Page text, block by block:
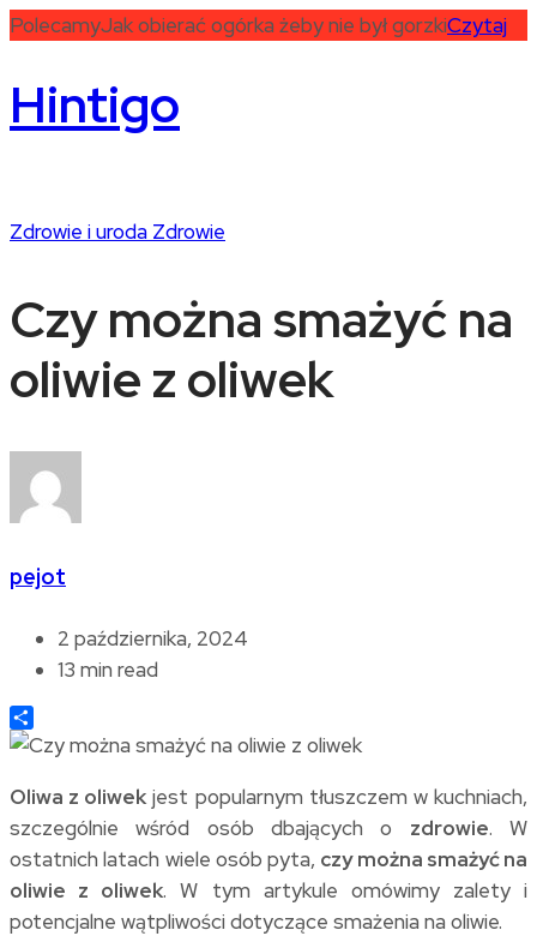
PolecamyJak obierać ogórka żeby nie był gorzkiCzytaj
Hintigo
Zdrowie i uroda Zdrowie
Czy można smażyć na
oliwie z oliwek
pejot
2 października, 2024
13 min read
Share
Oliwa z oliwekjest popularnym tłuszczem w kuchniach,
szczególnie wśród osób dbających o zdrowie. W
ostatnich latach wiele osób pyta, czy można smażyć na
oliwie z oliwek. W tym artykule omówimy zalety i
potencjalne wątpliwości dotyczące smażenia na oliwie.